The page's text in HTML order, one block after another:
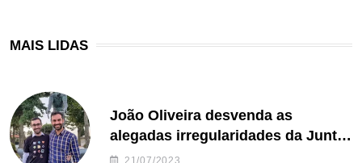
MAIS LIDAS
João Oliveira desvenda as
alegadas irregularidades da Junta
de Freguesia S. João de Ver
21/07/2023